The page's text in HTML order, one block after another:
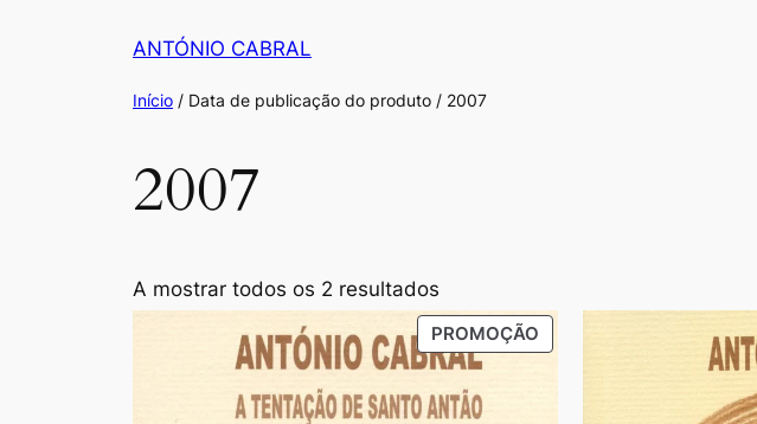
ANTÓNIO CABRAL
Início / Data de publicação do produto / 2007
2007
A mostrar todos os 2 resultados
por
popularidade
PROMOÇÃO
EM